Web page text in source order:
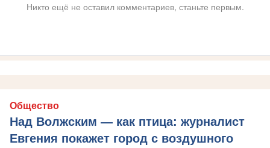
Никто ещё не оставил комментариев, станьте первым.
Общество
Над Волжским — как птица: журналист
Евгения покажет город с воздушного